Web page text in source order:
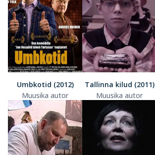
Umbkotid (2012)
Muusika autor
Tallinna kilud (2011)
Muusika autor